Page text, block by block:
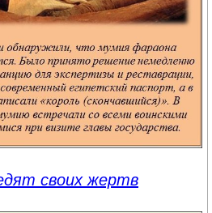
своих жертв